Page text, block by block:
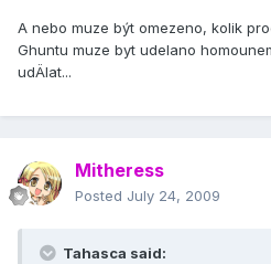
A nebo muze být omezeno, kolik
Ghuntu muze byt udelano
udÄlat...
Mitheress
Posted July 24, 2009
Tahasca said: